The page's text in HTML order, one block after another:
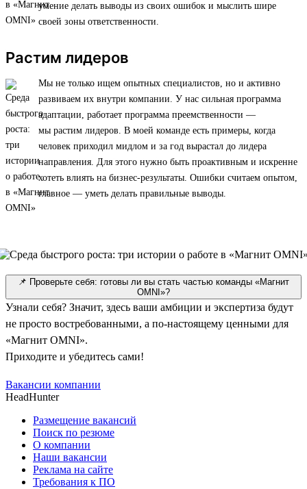
умение делать выводы из своих ошибок и мыслить шире
своей зоны ответственности.
Растим лидеров
Мы не только ищем опытных специалистов, но и активно
развиваем их внутри компании. У нас сильная программа
адаптации, работает программа преемственности —
мы растим лидеров. В моей команде есть примеры, когда
человек приходил мидлом и за год вырастал до лидера
направления. Для этого нужно быть проактивным и искренне
хотеть влиять на бизнес-результаты. Ошибки считаем опытом,
главное — уметь делать правильные выводы.
📌 Проверьте себя: готовы ли вы стать частью команды «Магнит
OMNI»?
Узнали себя? Значит, здесь ваши амбиции и экспертиза будут
не просто востребованными, а по-настоящему ценными для
«Магнит OMNI».
Приходите и убедитесь сами!
Вакансии компании
HeadHunter
Размещение вакансий
Поиск по резюме
О компании
Наши вакансии
Реклама на сайте
Требования к ПО